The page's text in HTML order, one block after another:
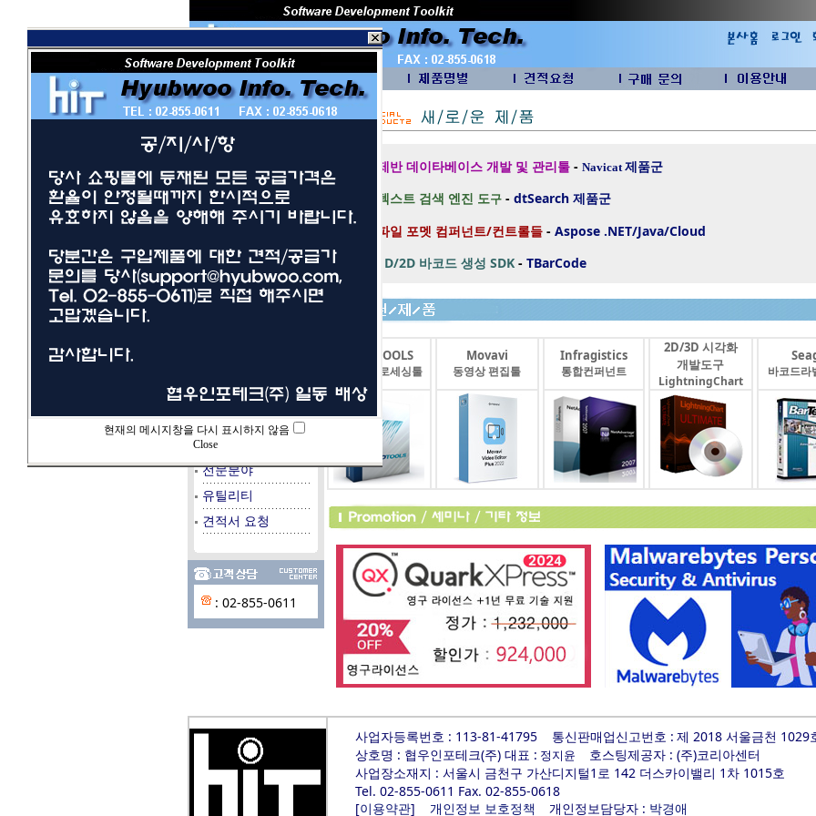
회 원 I D
멀티미디어
데이타베이스
시스템/서버
전문분야
유틸리티
견적서 요청
: 02-855-0611
제반 데이타베이스 개발 및 관리툴- Navicat제품군
텍스트 검색 엔진 도구- dtSearch 제품군
파일 포멧 컴퍼넌트/컨트롤들 - Aspose .NET/Java/Cloud
1D/2D 바코드 생성 SDK - TBarCode
LEADTOOLS
이미지프로세싱툴
Movavi
동영상 편집툴
Infragistics
통합컨퍼넌트
2D/3D 시각화
개발도구
LightningChart
바코드라
사업자등록번호 : 113-81-41795 통신판매업신고번호 : 제 2018 서울금천 1029
상호명 : 협우인포테크(주) 대표 : 정지윤
호스팅제공자 : (주)코리아센터
사업장소재지 : 서울시 금천구 가산디지털1로 142 더스카이밸리 1차 1015호
Tel. 02-855-0611 Fax. 02-855-0618
[이용약관] 개인정보 보호정책 개인정보담당자 : 박경애
현재의 메시지창을 다시 표시하지 않음
Close